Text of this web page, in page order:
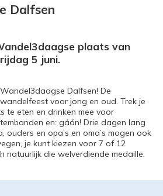
Dalfsen
plaats van
5 juni.
Dalfsen! De
voor jong en oud. Trek je
te eten en drinken mee voor
en: gáán! Drie dagen lang
ouders en opa’s en oma’s mogen ook
je kunt kiezen voor 7 of 12
natuurlijk die welverdiende medaille.